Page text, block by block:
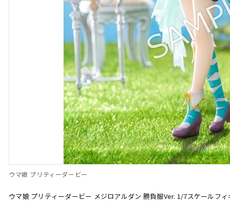
ウマ娘 プリティーダービー
ウマ娘 プリティーダービー メジロアルダン 勝負服Ver. 1/7スケールフ